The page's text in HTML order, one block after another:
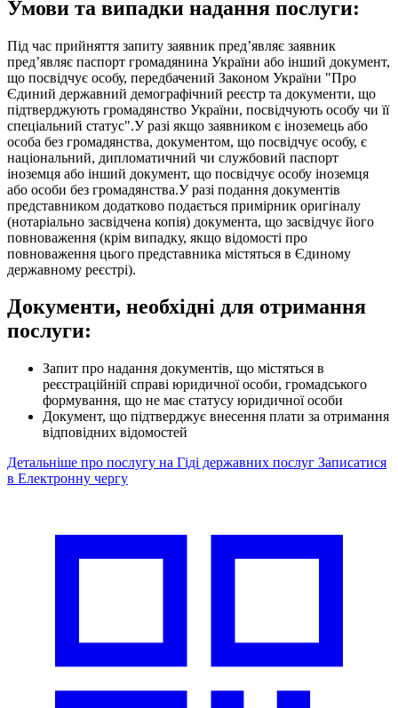
Умови та випадки надання послуги:
Під час прийняття запиту заявник пред’являє заявник
пред’являє паспорт громадянина України або інший документ,
що посвідчує особу, передбачений Законом України "Про
Єдиний державний демографічний реєстр та документи, що
підтверджують громадянство України, посвідчують особу чи її
спеціальний статус".У разі якщо заявником є іноземець або
особа без громадянства, документом, що посвідчує особу, є
національний, дипломатичний чи службовий паспорт
іноземця або інший документ, що посвідчує особу іноземця
або особи без громадянства.У разі подання документів
представником додатково подається примірник оригіналу
(нотаріально засвідчена копія) документа, що засвідчує його
повноваження (крім випадку, якщо відомості про
повноваження цього представника містяться в Єдиному
державному реєстрі).
Документи, необхідні для отримання
послуги:
Запит про надання документів, що містяться в
реєстраційній справі юридичної особи, громадського
формування, що не має статусу юридичної особи
Документ, що підтверджує внесення плати за отримання
відповідних відомостей
Детальніше про послугу на Гіді державних послуг Записатися
в Електронну чергу